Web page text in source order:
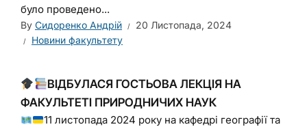
було проведено...
By Сидоренко Андрій
20 Листопада, 2024
Новини факультету
ВІДБУЛАСЯ ГОСТЬОВА ЛЕКЦІЯ НА
ФАКУЛЬТЕТІ ПРИРОДНИЧИХ НАУК
11 листопада 2024 року на кафедрі географії та